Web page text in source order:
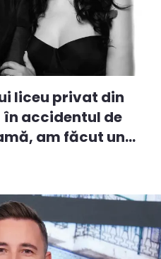
liceu privat din
accidentul de
am făcut un